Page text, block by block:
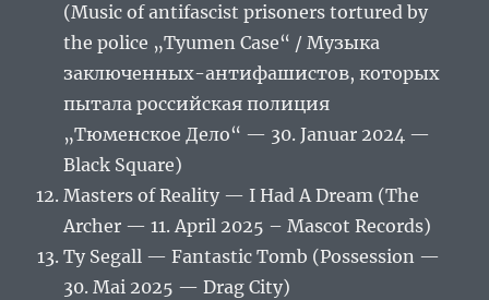
(Music of antifascist prisoners tortured by
the police „Tyumen Case“ / Музыка
заключенных-антифашистов, которых
пытала российская полиция
„Тюменское Дело“ — 30. Januar 2024 —
Black Square)
Masters of Reality — I Had A Dream (The
Archer — 11. April 2025 – Mascot Records)
Ty Segall — Fantastic Tomb (Possession —
30. Mai 2025 — Drag City)